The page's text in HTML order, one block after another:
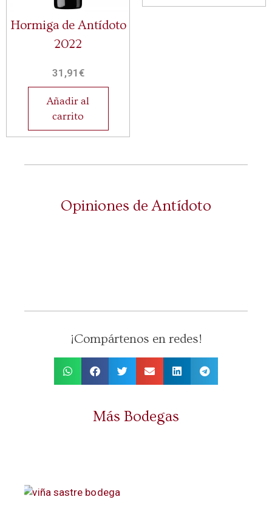
Hormiga de Antídoto
2022
31,91 €
Añadir al
carrito
Opiniones de Antídoto
¡Compártenos en redes!
Más Bodegas